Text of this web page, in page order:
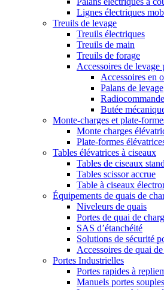
Lignes électriques
Treuils de levage
Treuils électriques
Treuils de main
Treuils de forage
Accessoires de levage
Accessoires en
Palans de levage
Butée
Monte-charges et plate-
Monte charges
Plate-formes
Tables élévatrices à ciseaux
Tables de ciseaux
Tables scissor accrue
Table à ciseaux
Équipements de quais de
Niveleurs de quais
Portes de quai de
SAS d’étanchéité
Solutions de sécurité
Accessoires de quai
Portes Industrielles
Portes rapides à
Manuels portes souples